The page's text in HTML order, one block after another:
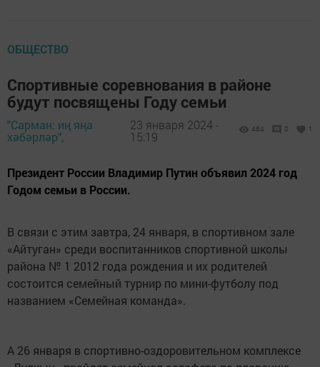
ОБЩЕСТВО
Спортивные соревнования в районе
будут посвящены Году семьи
"Сарман: иң яңа
хәбәрләр",
23 января 2024 -
15:19
484 0 1
Президент России Владимир Путин объявил 2024 год
Годом семьи в России.
В связи с этим завтра, 24 января, в спортивном зале
«Айтуган» среди воспитанников спортивной школы
района № 1 2012 года рождения и их родителей
состоится семейный турнир по мини-футболу под
названием «Семейная команда».
А 26 января в спортивно-оздоровительном комплексе